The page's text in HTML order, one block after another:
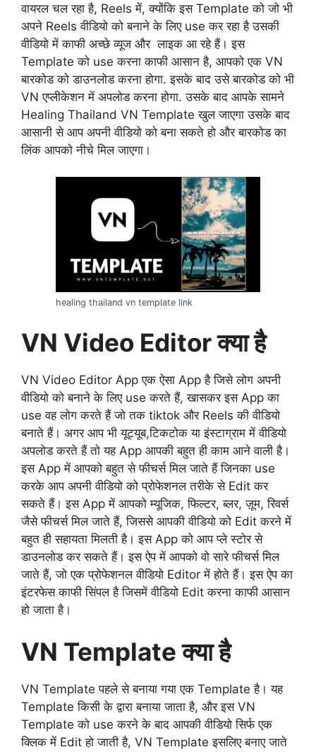
वायरल चल रहा है, Reels में, क्योंकि इस Template को जो भी
अपने Reels वीडियो को बनाने के लिए use कर रहा है उसकी
वीडियो में काफी अच्छे व्यूज और लाइक आ रहे हैं। इस
Template को use करना काफी आसान है, आपको एक VN
बारकोड को डाउनलोड करना होगा. इसके बाद उसे बारकोड को भी
VN एप्लीकेशन में अपलोड करना होगा. उसके बाद आपके सामने
Healing Thailand VN Template खुल जाएगा उसके बाद
आसानी से आप अपनी वीडियो को बना सकते हो और बारकोड का
लिंक आपको नीचे मिल जाएगा।
healing thailand vn template link
VN Video Editor क्या है
VN Video Editor App एक ऐसा App है जिसे लोग अपनी
वीडियो को बनाने के लिए use करते हैं, खासकर इस App का
use वह लोग करते हैं जो तक tiktok और Reels की वीडियो
बनाते हैं। अगर आप भी यूट्यूब,टिकटोक या इंस्टाग्राम में वीडियो
अपलोड करते हैं तो यह App आपकी बहुत ही काम आने वाली है।
इस App में आपको बहुत से फीचर्स मिल जाते हैं जिनका use
करके आप अपनी वीडियो को प्रोफेशनल तरीके से Edit कर
सकते हैं। इस App में आपको म्यूजिक, फिल्टर, ब्लर, ज़ूम, रिवर्स
जैसे फीचर्स मिल जाते हैं, जिससे आपकी वीडियो को Edit करने में
बहुत ही सहायता मिलती है। इस App को आप प्ले स्टोर से
डाउनलोड कर सकते हैं। इस ऐप में आपको वो सारे फीचर्स मिल
जाते हैं, जो एक प्रोफेशनल वीडियो Editor में होते हैं। इस ऐप का
इंटरफेस काफी सिंपल है जिसमें वीडियो Edit करना काफी आसान
हो जाता है।
VN Template क्या है
VN Template पहले से बनाया गया एक Template है। यह
Template किसी के द्वारा बनाया जाता है, और इस VN
Template को use करने के बाद आपकी वीडियो सिर्फ एक
क्लिक में Edit हो जाती है, VN Template इसलिए बनाए जाते